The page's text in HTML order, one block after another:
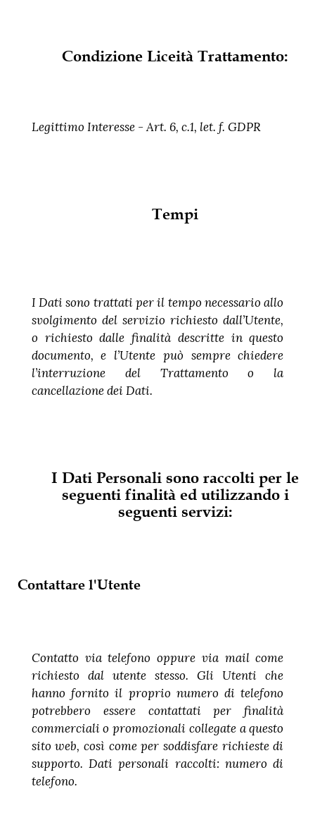
Condizione Liceità Trattamento:
Legittimo Interesse - Art. 6, c.1, let. f. GDPR
Tempi
I Dati sono trattati per il tempo necessario allo
svolgimento del servizio richiesto dall’Utente,
o richiesto dalle finalità descritte in questo
documento, e l’Utente può sempre chiedere
l’interruzione del Trattamento o la
cancellazione dei Dati.
I Dati Personali sono raccolti per le
seguenti finalità ed utilizzando i
seguenti servizi:
Contattare l'Utente
Contatto via telefono oppure via mail come
richiesto dal utente stesso. Gli Utenti che
hanno fornito il proprio numero di telefono
potrebbero essere contattati per finalità
commerciali o promozionali collegate a questo
sito web, così come per soddisfare richieste di
supporto. Dati personali raccolti: numero di
telefono.